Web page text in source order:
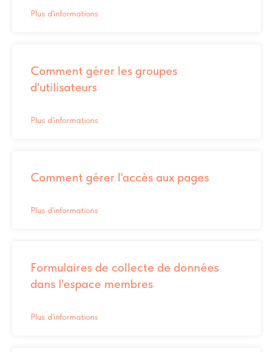
Plus d'informations
Comment gérer les groupes
d'utilisateurs
Plus d'informations
Comment gérer l'accès aux pages
Plus d'informations
Formulaires de collecte de données
dans l'espace membres
Plus d'informations